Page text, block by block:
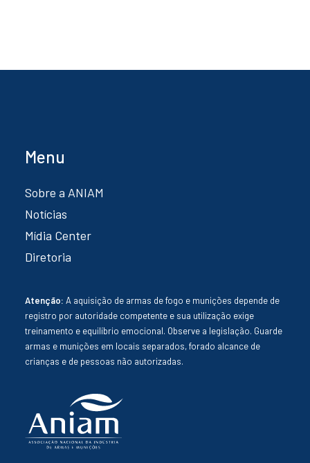
Menu
Sobre a ANIAM
Notícias
Mídia Center
Diretoria
Atenção: A aquisição de armas de fogo e munições depende de
registro por autoridade competente e sua utilização exige
treinamento e equilíbrio emocional. Observe a legislação. Guarde
armas e munições em locais separados, forado alcance de
crianças e de pessoas não autorizadas.